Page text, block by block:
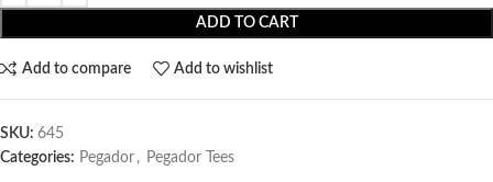
ADD TO CART
Add to compare Add to wishlist
SKU: 645
Categories: Pegador​ , Pegador Tees